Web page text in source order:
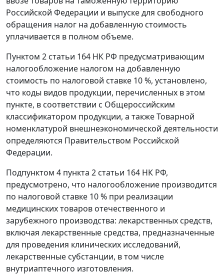
Российской Федерации и выпуске для свободного
обращения налог на добавленную стоимость
уплачивается в полном объеме.
Пунктом 2 статьи 164 НК РФ предусматривающим
налогообложение налогом на добавленную
стоимость по налоговой ставке 10 %, установлено,
что коды видов продукции, перечисленных в этом
пункте, в соответствии с Общероссийским
классификатором продукции, а также Товарной
номенклатурой внешнеэкономической деятельности
определяются Правительством Российской
Федерации.
Подпунктом 4 пункта 2 статьи 164 НК РФ,
предусмотрено, что налогообложение производится
по налоговой ставке 10 % при реализации
медицинских товаров отечественного и
зарубежного производства: лекарственных средств,
включая лекарственные средства, предназначенные
для проведения клинических исследований,
лекарственные субстанции, в том числе
внутриаптечного изготовления.